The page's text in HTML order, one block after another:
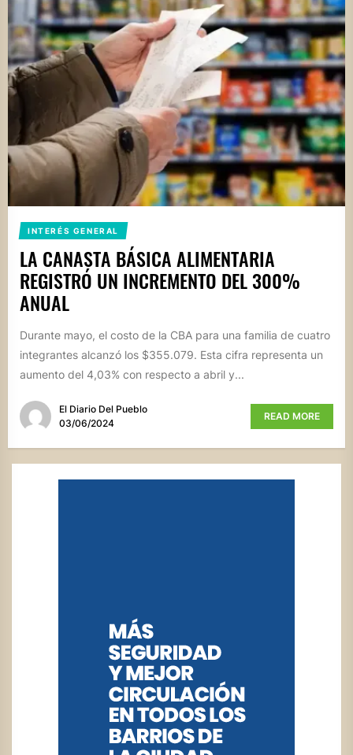
INTERÉS GENERAL
LA CANASTA BÁSICA ALIMENTARIA
REGISTRÓ UN INCREMENTO DEL 300%
ANUAL
Durante mayo, el costo de la CBA para una familia de cuatro
integrantes alcanzó los $355.079. Esta cifra representa un
aumento del 4,03% con respecto a abril y...
El Diario Del Pueblo
03/06/2024
READ MORE